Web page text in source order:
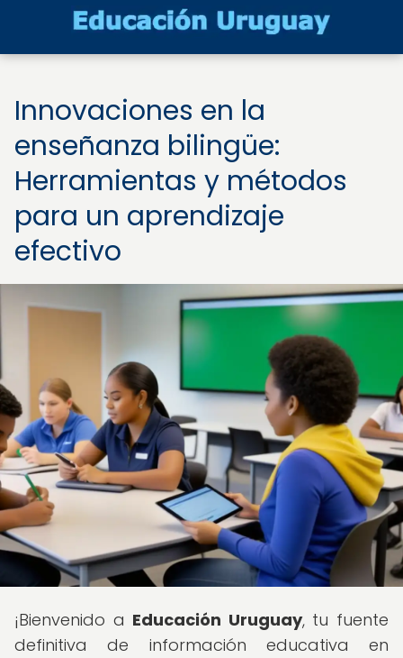
Innovaciones en la
enseñanza bilingüe:
Herramientas y métodos
para un aprendizaje
efectivo
¡Bienvenido a Educación Uruguay, tu fuente
definitiva de información educativa en